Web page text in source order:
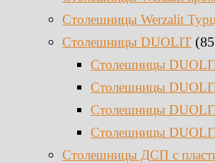
Столешницы Werzalit
Столешницы DUOLIT
Столешницы
Столешницы
Столешницы
Столешницы
Столешницы ДСП с